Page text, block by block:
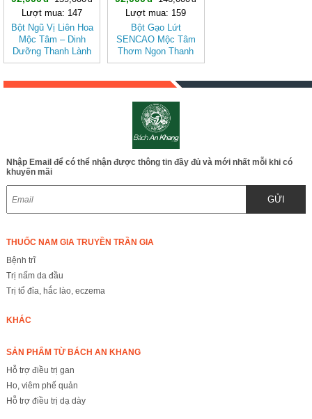
Lượt mua: 147
Bột Ngũ Vị Liên Hoa
Mộc Tâm – Dinh
Dưỡng Thanh Lành
Từ Gạo Lứt Và Hạt
Lượt mua: 159
Bột Gạo Lứt
SENCAO Mộc Tâm
Thơm Ngon Thanh
Nhẹ, Phù Hợp Ăn
Nhập Email để có thể nhận được thông tin đầy đủ và mới nhất mỗi khi có
khuyến mãi
GỬI
THUỐC NAM GIA TRUYỀN TRẦN GIA
Bệnh trĩ
Trị nấm da đầu
Trị tổ đỉa, hắc lào, eczema
KHÁC
SẢN PHẨM TỪ BÁCH AN KHANG
Hỗ trợ điều trị gan
Ho, viêm phế quản
Hỗ trợ điều trị dạ dày